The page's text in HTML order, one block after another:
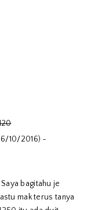
10/2016) -
bagitahu je
mak terus tanya